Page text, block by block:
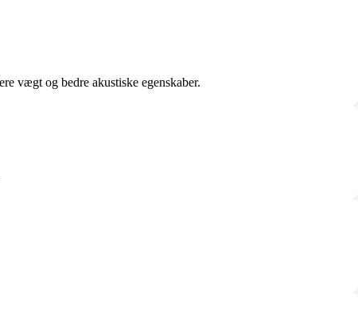
vægt og bedre akustiske egenskaber.